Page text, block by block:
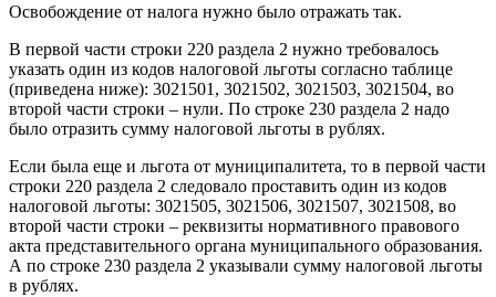
Освобождение от налога нужно было отражать так.
В первой части строки 220 раздела 2 нужно требовалось
указать один из кодов налоговой льготы согласно таблице
(приведена ниже): 3021501, 3021502, 3021503, 3021504, во
второй части строки – нули. По строке 230 раздела 2 надо
было отразить сумму налоговой льготы в рублях.
Если была еще и льгота от муниципалитета, то в первой части
строки 220 раздела 2 следовало проставить один из кодов
налоговой льготы: 3021505, 3021506, 3021507, 3021508, во
второй части строки – реквизиты нормативного правового
акта представительного органа муниципального образования.
А по строке 230 раздела 2 указывали сумму налоговой льготы
в рублях.